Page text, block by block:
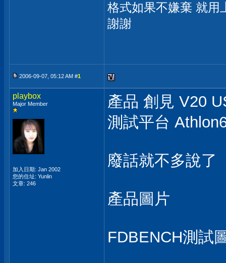
格式如果不嫌棄 就用
謝謝
2006-09-07, 05:12 AM #1
playbox
Major Member
加入日期: Jan 2002
您的住址: Yunlin
文章: 246
產品 創見 V20
測試平台
廢話就不多說了
產品圖片
FDBENCH測試